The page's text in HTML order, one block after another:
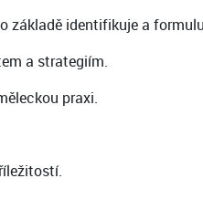
identifikuje a
a strategiím.
praxi.